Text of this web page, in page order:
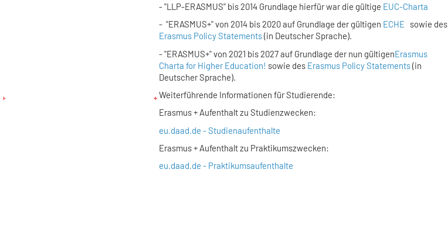
- "LLP-ERASMUS" bis 2014 Grundlage hierfür war die gültige EUC-Charta
-"ERASMUS+"von 2014 bis 2020 auf Grundlage der gültigen ECHE sowie des
Erasmus Policy Statements(in Deutscher Sprache).
-"ERASMUS+"von 2021 bis 2027 auf Grundlage der nun gültigenErasmus
Charta for Higher Education! sowie des Erasmus Policy Statements(in
Deutscher Sprache).
Weiterführende Informationen für Studierende:
Erasmus + Aufenthalt zu Studienzwecken:
eu.daad.de - Studienaufenthalte
Erasmus + Aufenthalt zu Praktikumszwecken:
eu.daad.de - Praktikumsaufenthalte